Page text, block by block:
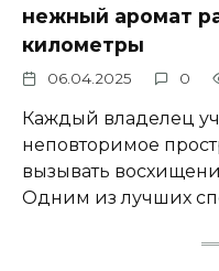
нежный аромат
километры
06.04.2025 0
Каждый владелец
неповторимое
вызывать
Одним из лучших